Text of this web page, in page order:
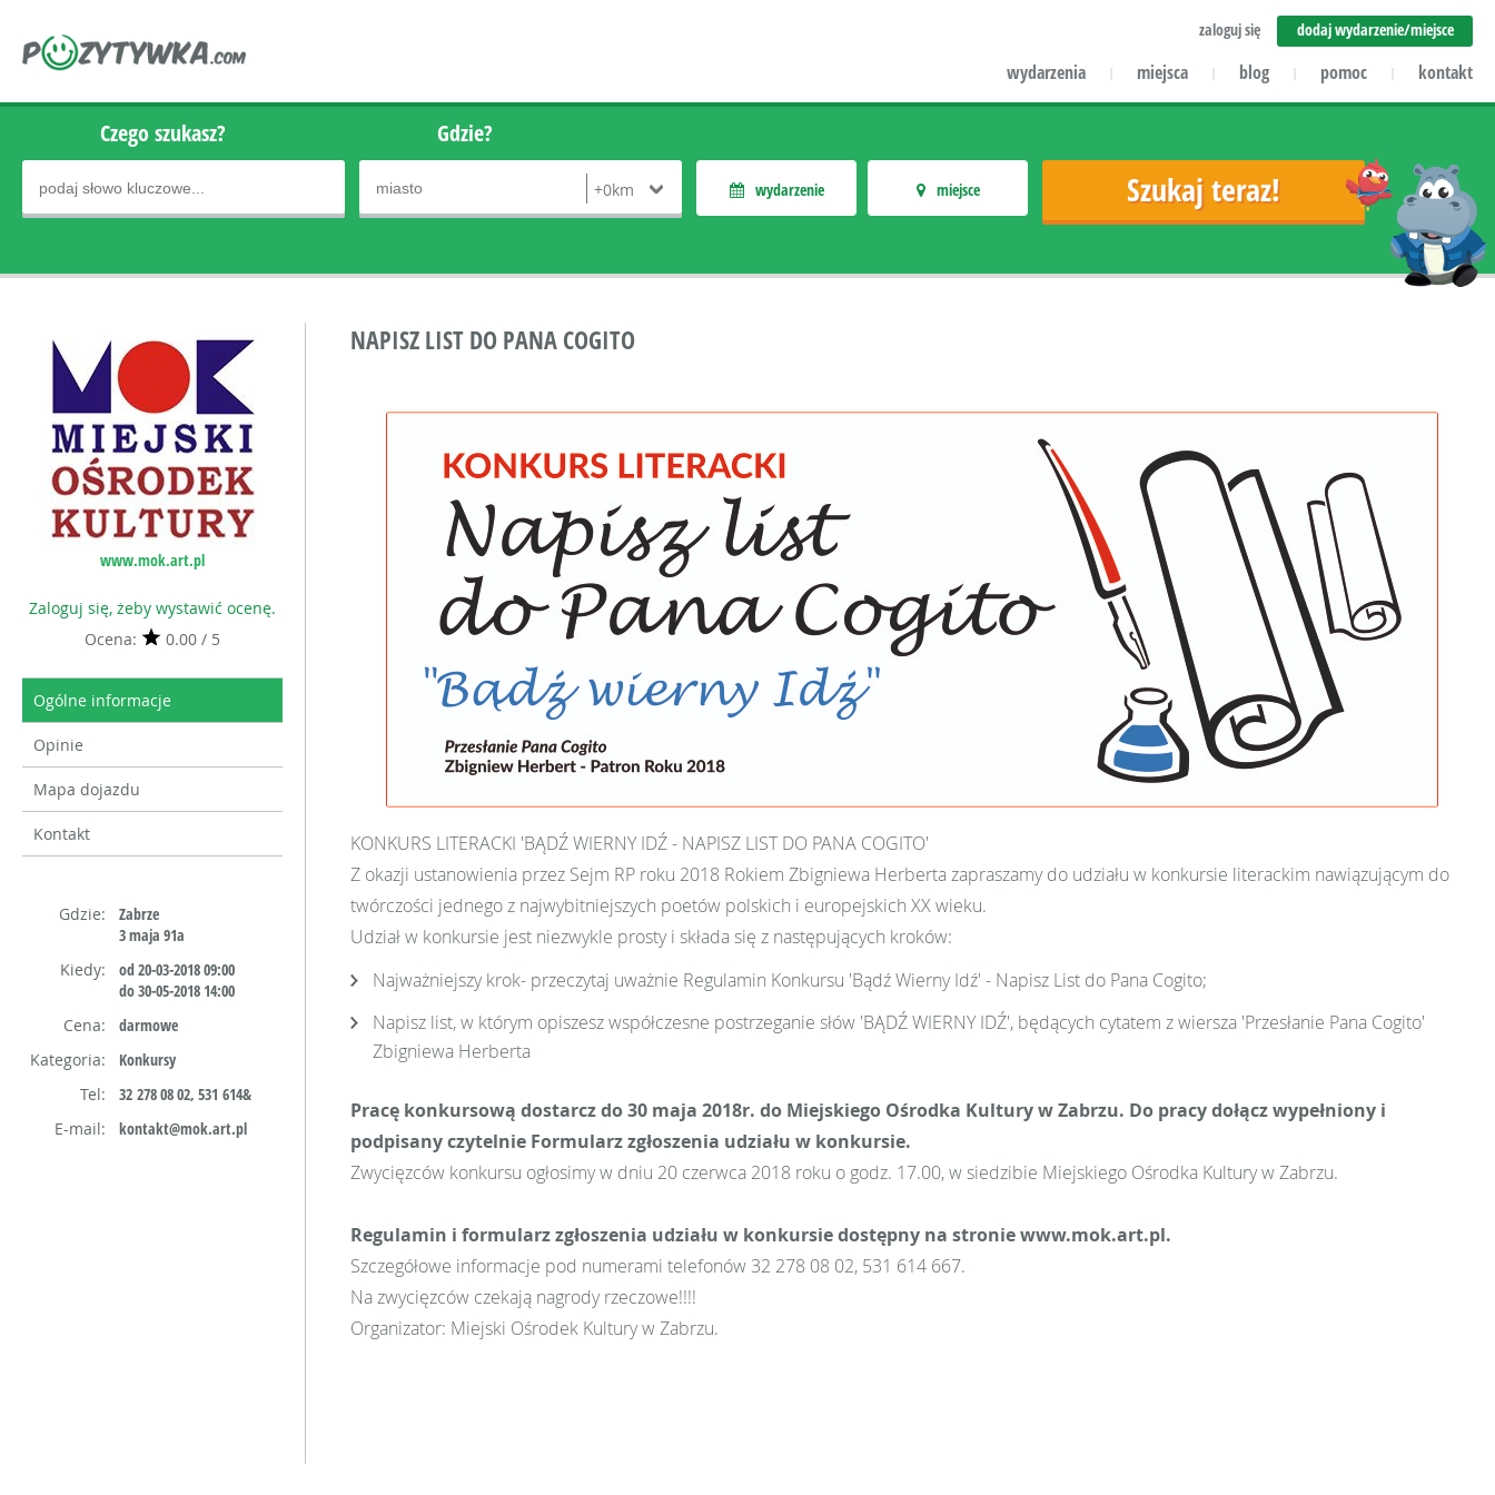
zaloguj się dodaj wydarzenie/miejsce
wydarzenia | miejsca | blog | pomoc | kontakt
Czego szukasz? Gdzie?
wydarzenie miejsce
www.mok.art.pl
Zaloguj się, żeby wystawić ocenę.
Ocena:
0.00 / 5
Ogólne informacje
Opinie
Mapa dojazdu
Kontakt
Gdzie:
Zabrze
3 maja 91a
Kiedy:
od 20-03-2018 09:00
do 30-05-2018 14:00
Cena:
darmowe
Kategoria:
Konkursy
Tel:
32 278 08 02, 531 614&
E-mail:
kontakt@mok.art.pl
NAPISZ LIST DO PANA COGITO
KONKURS LITERACKI 'BĄDŹ WIERNY IDŹ - NAPISZ LIST DO PANA COGITO'
Z okazji ustanowienia przez Sejm RP roku 2018 Rokiem Zbigniewa Herberta zapraszamy do udziału w konkursie literackim nawiązującym do
twórczości jednego z najwybitniejszych poetów polskich i europejskich XX wieku.
Udział w konkursie jest niezwykle prosty i składa się z następujących kroków:
Najważniejszy krok- przeczytaj uważnie Regulamin Konkursu 'Bądź Wierny Idź' - Napisz List do Pana Cogito;
Napisz list, w którym opiszesz współczesne postrzeganie słów 'BĄDŹ WIERNY IDŹ', będących cytatem z wiersza 'Przesłanie Pana Cogito'
Zbigniewa Herberta
Pracę konkursową dostarcz do 30 maja 2018r. do Miejskiego Ośrodka Kultury w Zabrzu. Do pracy dołącz wypełniony i
podpisany czytelnie Formularz zgłoszenia udziału w konkursie.
Zwycięzców konkursu ogłosimy w dniu 20 czerwca 2018 roku o godz. 17.00, w siedzibie Miejskiego Ośrodka Kultury w Zabrzu.
Regulamin i formularz zgłoszenia udziału w konkursie dostępny na stronie www.mok.art.pl.
Szczegółowe informacje pod numerami telefonów 32 278 08 02, 531 614 667.
Na zwycięzców czekają nagrody rzeczowe!!!!
Organizator: Miejski Ośrodek Kultury w Zabrzu.